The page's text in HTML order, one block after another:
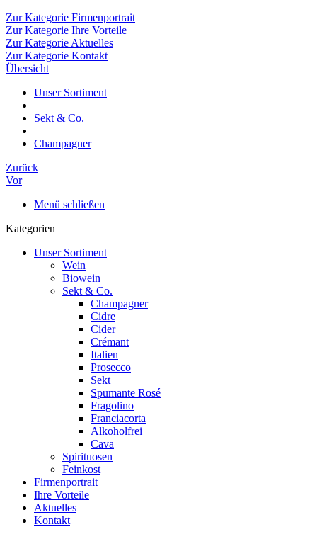
Zur Kategorie Firmenportrait
Zur Kategorie Ihre Vorteile
Zur Kategorie Aktuelles
Zur Kategorie Kontakt
Übersicht
Unser Sortiment
Sekt & Co.
Champagner
Zurück
Vor
Menü schließen
Kategorien
Unser Sortiment
Wein
Biowein
Sekt & Co.
Champagner
Cidre
Cider
Crémant
Italien
Prosecco
Sekt
Spumante Rosé
Fragolino
Franciacorta
Alkoholfrei
Cava
Spirituosen
Feinkost
Firmenportrait
Ihre Vorteile
Aktuelles
Kontakt